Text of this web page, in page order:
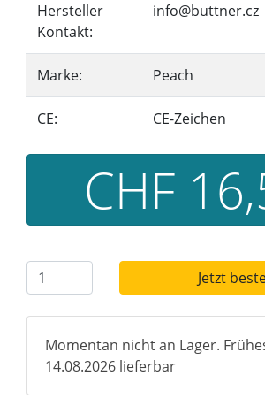
Hersteller
Kontakt:
info@buttner.cz
Marke: Peach
CE: CE-Zeichen
CHF
Jetzt
Momentan nicht an Lager.
14.08.2026 lieferbar